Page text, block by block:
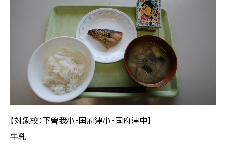
【対象校：下曽我小・国府津小・国府津中】
牛乳